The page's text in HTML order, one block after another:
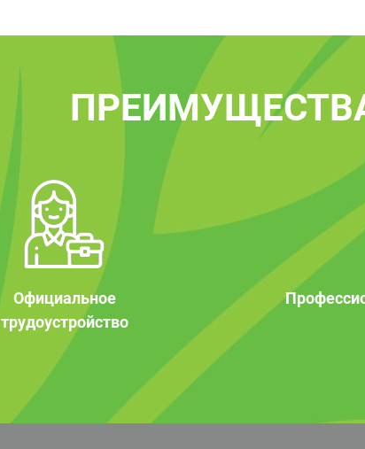
Официальное
трудоустройство